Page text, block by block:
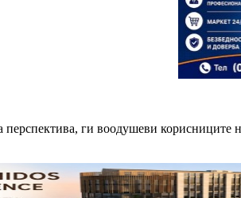
перспектива, ги воодушеви корисниците